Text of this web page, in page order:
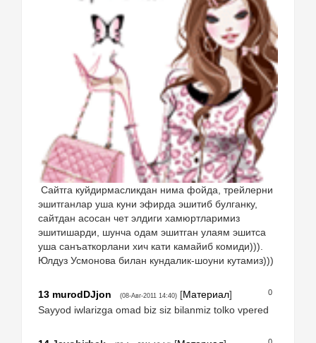
Сайтга куйдирмасликдан нима фойда, трейлерни
эшитганлар уша куни эфирда эшитиб булганку,
сайтдан асосан чет элдиги хамюртларимиз
эшитишарди, шунча одам эшитган улаям эшитса
уша санъаткорлани хич кати камайиб комиди))).
Юлдуз Усмонова билан кундалик-шоуни кутамиз)))
0
13 murodDJjon (08-Авг-2011 14:40) [Материал]
Sayyod iwlarizga omad biz siz bilanmiz tolko vpered